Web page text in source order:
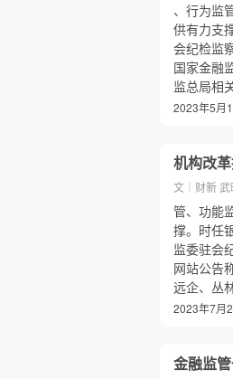
、行为监
供有力支
会纪检监
国家金融
监总局相
2023年5月
机构改
文｜财新
管、功能
撑。时任
监委驻会
网站公告
远企、丛
2023年7月
金融监